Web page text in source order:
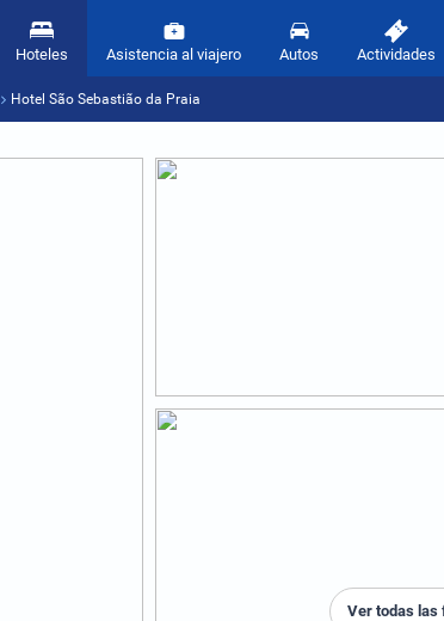
Hoteles Asistencia al viajero Autos Actividades
Hotel São Sebastião da Praia
Ver todas las